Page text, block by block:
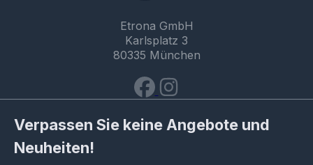
Etrona GmbH
Karlsplatz 3
80335 München
Verpassen Sie keine Angebote und
Neuheiten!